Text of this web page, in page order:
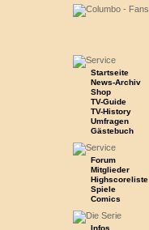
Startseite
News-Archiv
Shop
TV-Guide
TV-History
Umfragen
Gästebuch
Forum
Mitglieder
Highscoreliste
Spiele
Comics
Infos